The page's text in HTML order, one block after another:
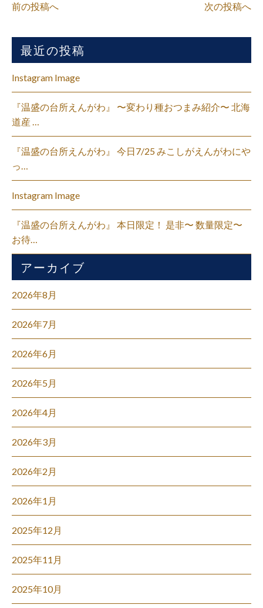
前の投稿へ 次の投稿へ
最近の投稿
Instagram Image
『温盛の台所えんがわ』 〜変わり種おつまみ紹介〜 北海
道産 …
『温盛の台所えんがわ』 今日7/25 みこしがえんがわにや
っ…
Instagram Image
『温盛の台所えんがわ』 本日限定！ 是非〜 数量限定〜
お待…
アーカイブ
2026年8月
2026年7月
2026年6月
2026年5月
2026年4月
2026年3月
2026年2月
2026年1月
2025年12月
2025年11月
2025年10月